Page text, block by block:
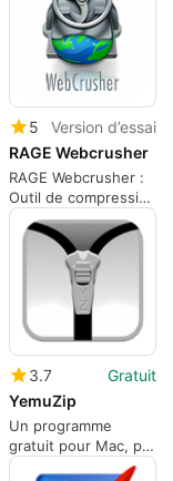
5
Version d’essai
RAGE Webcrusher
RAGE Webcrusher :
Outil de compression
pour Mac
3.7
Gratuit
YemuZip
Un programme
gratuit pour Mac, par
Yellow Mug